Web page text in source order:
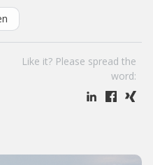
Like it? Please spread the
word: